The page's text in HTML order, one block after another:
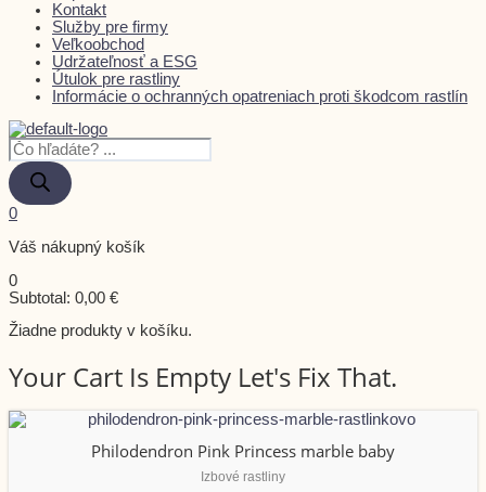
Kontakt
Služby pre firmy
Veľkoobchod
Udržateľnosť a ESG
Útulok pre rastliny
Informácie o ochranných opatreniach proti škodcom rastlín
0
Váš nákupný košík
0
Subtotal: 0,00 €
Žiadne produkty v košíku.
Your Cart Is Empty Let's Fix That.
Philodendron Pink Princess marble baby
Izbové rastliny